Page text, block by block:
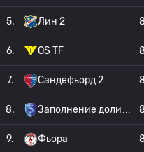
5. Лин 2 8
6. OS TF 8
7. Сандефьорд 2 8
8. Заполнение доли 8
9. Фьора 8